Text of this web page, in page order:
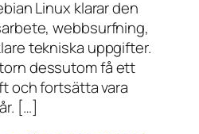
Linux klarar den
webbsurfning,
tekniska uppgifter.
dessutom få ett
och fortsätta vara
[…]